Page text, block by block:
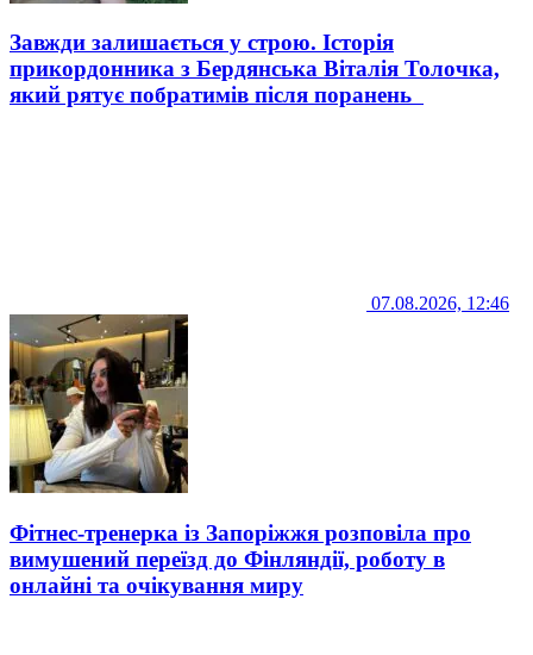
Завжди залишається у строю. Історія
прикордонника з Бердянська Віталія Толочка,
який рятує побратимів після поранень
07.08.2026, 12:46
Фітнес-тренерка із Запоріжжя розповіла про
вимушений переїзд до Фінляндії, роботу в
онлайні та очікування миру